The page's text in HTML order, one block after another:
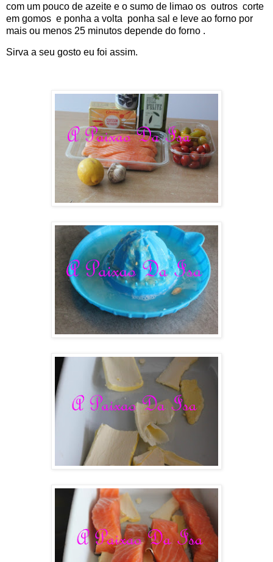
com um pouco de azeite e o sumo de limao os outros corte
em gomos e ponha a volta ponha sal e leve ao forno por
mais ou menos 25 minutos depende do forno .
Sirva a seu gosto eu foi assim.